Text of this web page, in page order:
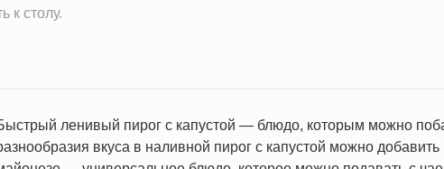
к столу.
ленивый пирог с капустой — блюдо, которым можно
вкуса в наливной пирог с капустой можно